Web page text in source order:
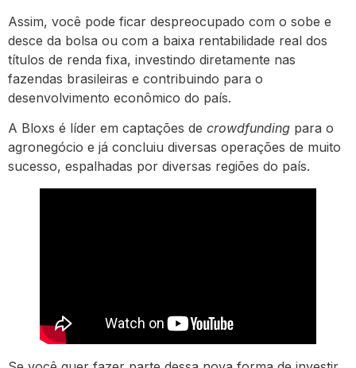
Assim, você pode ficar despreocupado com o sobe e
desce da bolsa ou com a baixa rentabilidade real dos
títulos de renda fixa, investindo diretamente nas
fazendas brasileiras e contribuindo para o
desenvolvimento econômico do país.
A Bloxs é líder em captações de crowdfunding para o
agronegócio e já concluiu diversas operações de muito
sucesso, espalhadas por diversas regiões do país.